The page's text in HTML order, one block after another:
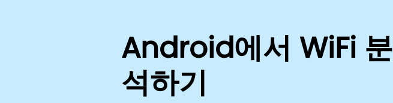
Android에서 WiFi 분
석하기